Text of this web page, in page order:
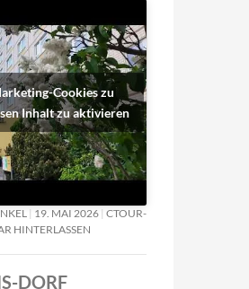
Cookies zu
Inhalt zu aktivieren
19. MAI 2026 CTOUR-
HINTERLASSEN
DORF